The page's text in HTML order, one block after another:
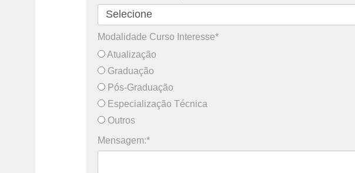
Modalidade Curso Interesse*
Atualização
Graduação
Pós-Graduação
Especialização Técnica
Outros
Mensagem:*